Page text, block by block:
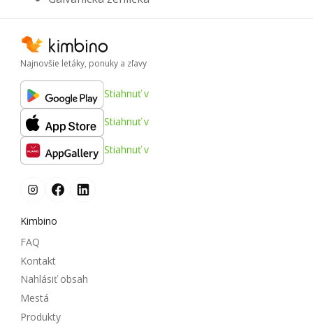
Najnovšie letáky, ponuky a zľavy
Stiahnuť v
Stiahnuť v
Stiahnuť v
Kimbino
FAQ
Kontakt
Nahlásiť obsah
Mestá
Produkty